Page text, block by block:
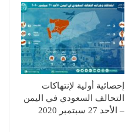
إحصائية أولية لإنتهاكات
التحالف السعودي في اليمن
– الأحد 27 سبتمبر 2020